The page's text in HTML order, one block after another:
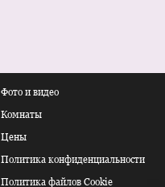
Фото и видео
Комнаты
Цены
Политика конфиденциальности
Политика файлов Cookie